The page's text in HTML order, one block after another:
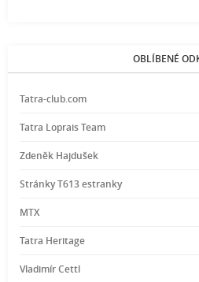
OBLÍBENÉ
Tatra-club.com
Tatra Loprais Team
Zdeněk Hajdušek
Stránky T613 estranky
MTX
Tatra Heritage
Vladimír Cettl